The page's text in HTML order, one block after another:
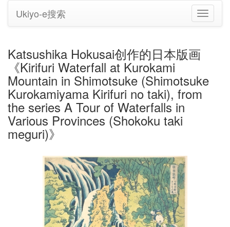
切
换
Ukiyo-e搜索
Katsushika Hokusai创作的日本版画
《Kirifuri Waterfall at Kurokami
Mountain in Shimotsuke (Shimotsuke
Kurokamiyama Kirifuri no taki), from
the series A Tour of Waterfalls in
Various Provinces (Shokoku taki
meguri)》